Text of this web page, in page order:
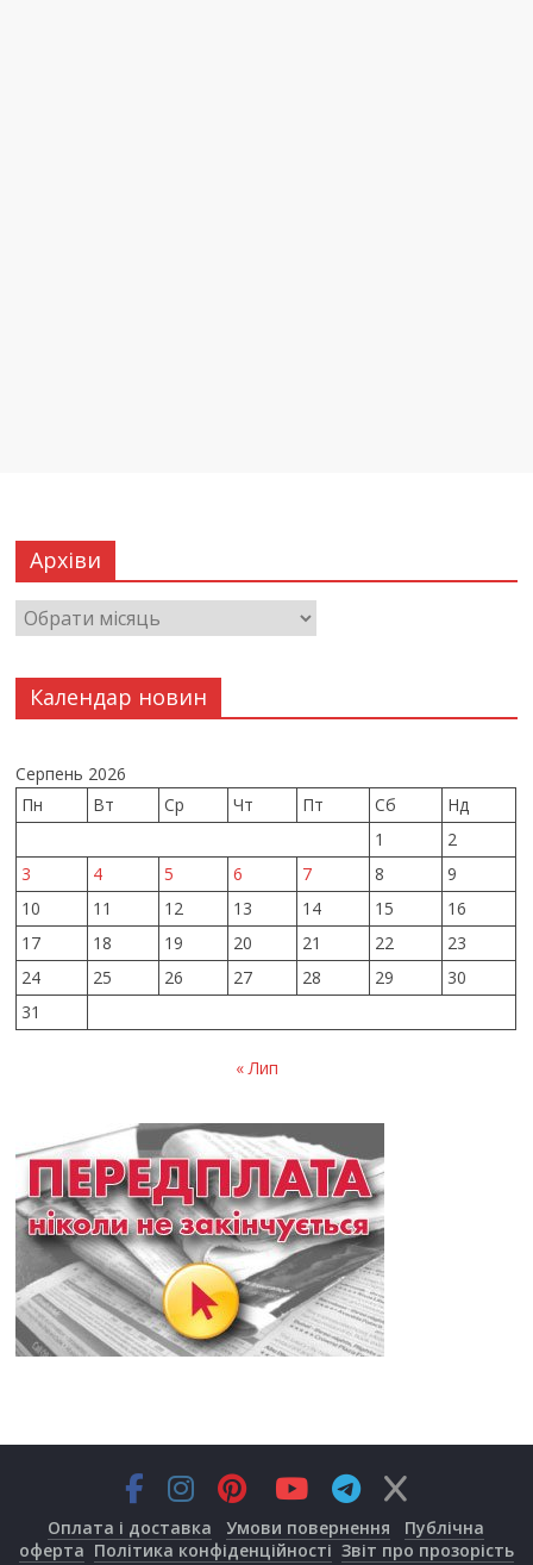
Архіви
Календар новин
Серпень 2026
Пн
Вт Ср Чт Пт Сб
Нд
1
2
3
4 5 6 7 8
9
10
11 12 13 14 15
16
17
18 19 20 21 22
23
24
25 26 27 28 29
30
31
« Лип
Оплата і доставка Умови повернення
Публічна
оферта Політика конфіденційності Звіт про прозорість